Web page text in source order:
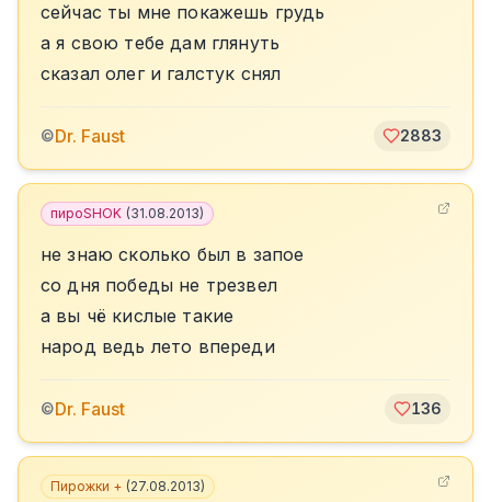
сейчас ты мне покажешь грудь
а я свою тебе дам глянуть
сказал олег и галстук снял
©Dr. Faust 2883
пироSHOK (31.08.2013)
не знаю сколько был в запое
со дня победы не трезвел
а вы чё кислые такие
народ ведь лето впереди
©Dr. Faust 136
Пирожки + (27.08.2013)